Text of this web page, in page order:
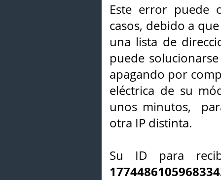
Este error puede
casos, debido a
una lista de
puede
apagando por
eléctrica de su
unos minutos,
otra IP distinta.
Su ID para